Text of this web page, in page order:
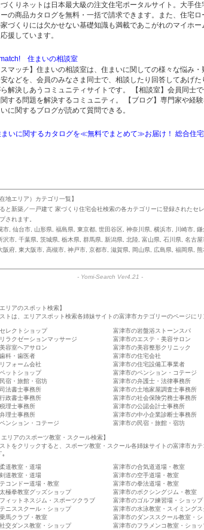
くりネットは日本最大級の注文住宅ポータルサイト。大手住
の商品カタログを無料・一括で請求できます。また、住宅ロ
づくりには欠かせない基礎知識も満載であこがれのマイホー
援しています。
住まいの相談室
マッチ】住まいの相談室は、住まいに関しての様々な悩み・
などを、会員のみなさま同士で、相談したり回答してあげた
解決しあうコミュニティサイトです。 【相談室】会員同士
する問題を解決するコミュニティ。 【ブログ】専門家や経
に関するブログが読めて質問できる。
まいに関するカタログを≪無料でまとめて≫お届け！ 総合住
地エリア）カテゴリ一覧】
と新築／一戸建て 家づくり住宅会社検索の各カテゴリーに登録されたセ
されます。
市 仙台市 山形県 福島県 東京都 世田谷区 神奈川県 横浜市 川崎市 鎌
沢市 千葉県 茨城県 栃木県 群馬県 新潟県 北陸 富山県 石川県 名古屋
阪府 東大阪市 高槻市 神戸市 京都市 滋賀県 岡山県 広島県 福岡県 熊
- Yomi-Search Ver4.21 -
リアのスポット検索】
トは、エリアスポット検索各姉妹サイトの富津市カテゴリーのページにリ
レクトショップ
富津市の岩盤浴ストーンスパ
ラクゼーションマッサージ
富津市のエステ・美容サロン
容室ヘアサロン
富津市の美容整形クリニック
科・歯医者
富津市の住宅会社
フォーム会社
富津市の住宅設備工事業者
ットショップ
富津市のペンション・コテージ
宿・旅館・宿坊
富津市の弁護士・法律事務所
法書士事務所
富津市の土地家屋調査士事務所
政書士事務所
富津市の社会保険労務士事務所
理士事務所
富津市の公認会計士事務所
理士事務所
富津市の中小企業診断士事務所
ンション・コテージ
富津市の民宿・旅館・宿坊
リアのスポーツ教室・スクール検索】
トをクリックすると、スポーツ教室・スクール各姉妹サイトの富津市カ
道教室・道場
富津市の合気道道場・教室
道教室・道場
富津市の空手道場・教室
コンドー道場・教室
富津市の拳法道場・教室
極拳教室グッズショップ
富津市のボクシングジム・教室
ィットネスジム・スポーツクラブ
富津市のゴルフ練習場・ショップ
ニススクール・ショップ
富津市の水泳教室・スイミングス
馬クラブ・教室
富津市のダンススクール教室・シ
交ダンス教室・ショップ
富津市のフラメンコ教室・ショッ